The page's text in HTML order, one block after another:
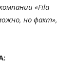
«Fila
но факт»,